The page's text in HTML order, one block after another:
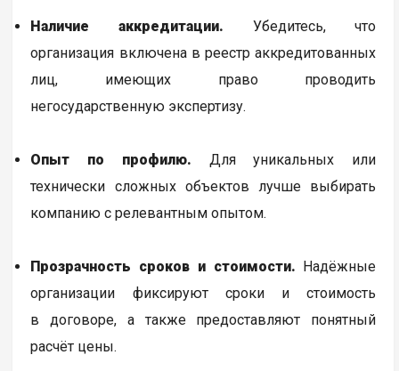
Наличие аккредитации. Убедитесь, что
организация включена в реестр аккредитованных
лиц, имеющих право проводить
негосударственную экспертизу.
Опыт по профилю. Для уникальных или
технически сложных объектов лучше выбирать
компанию с релевантным опытом.
Прозрачность сроков и стоимости. Надёжные
организации фиксируют сроки и стоимость
в договоре, а также предоставляют понятный
расчёт цены.